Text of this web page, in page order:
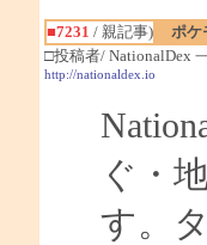
■7231 / 親記事)
ポケ
□投稿者/ NationalDex
http://nationaldex.io
ぐ・
す。